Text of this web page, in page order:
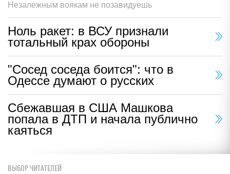
Незалежным воякам не позавидуешь
Ноль ракет: в ВСУ признали
тотальный крах обороны
"Сосед соседа боится": что в
Одессе думают о русских
Сбежавшая в США Машкова
попала в ДТП и начала публично
каяться
ВЫБОР ЧИТАТЕЛЕЙ